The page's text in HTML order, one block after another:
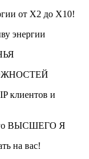
от X2 до X10!
энергии
клиентов и
ВЫСШЕГО Я
на вас!